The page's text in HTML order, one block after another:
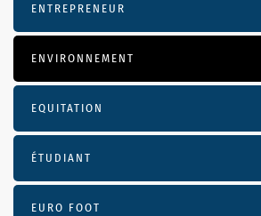
ENTREPRENEUR
ENVIRONNEMENT
EQUITATION
ÉTUDIANT
EURO FOOT